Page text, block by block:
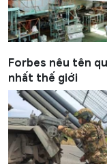
Forbes nêu tên
nhất thế giới